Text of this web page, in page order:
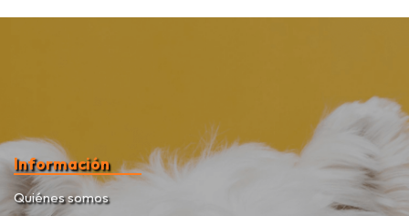
Información
Quiénes somos